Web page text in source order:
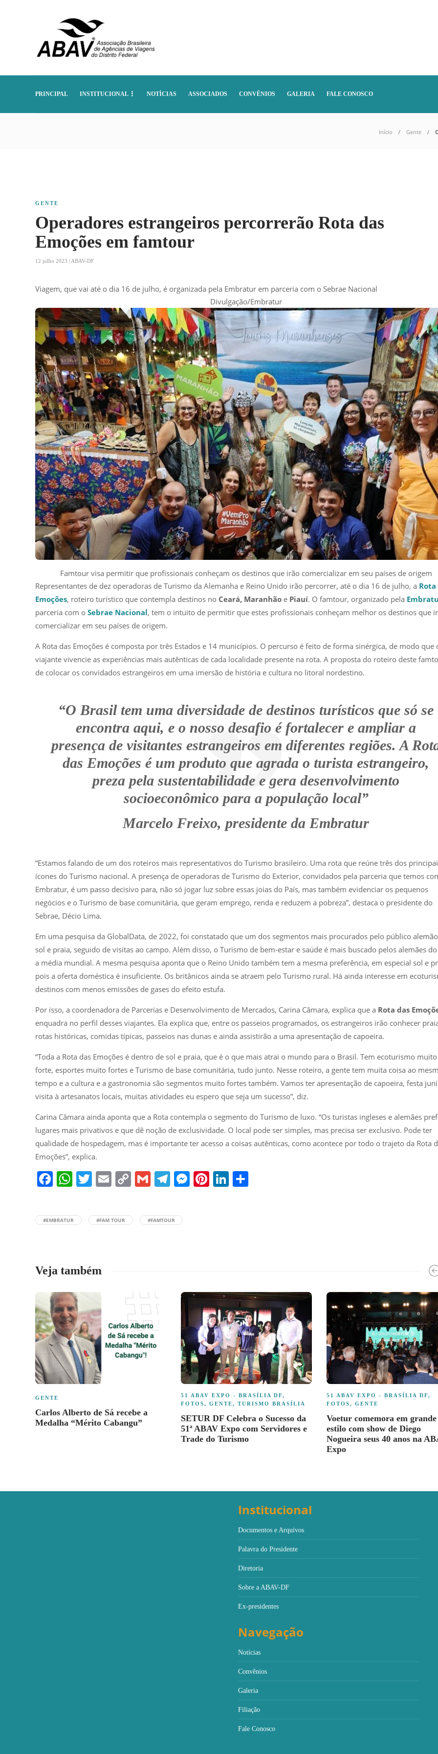
PRINCIPAL INSTITUCIONAL NOTÍCIAS ASSOCIADOS CONVÊNIOS GALERIA FALE CONOSCO
Início Gente
GENTE
Operadores estrangeiros percorrerão Rota das
Emoções em famtour
12 julho 2023 | ABAV-DF
Viagem, que vai até o dia 16 de julho, é organizada pela Embratur em parceria com o Sebrae Nacional
Divulgação/Embratur
Famtour visa permitir que profissionais conheçam os destinos que irão comercializar em seu países de origem
Representantes de dez operadoras de Turismo da Alemanha e Reino Unido irão percorrer, até o dia 16 de julho, a Rota
Emoções, roteiro turístico que contempla destinos no Ceará, Maranhão e Piauí. O famtour, organizado pela
parceria com o Sebrae Nacional, tem o intuito de permitir que estes profissionais conheçam melhor os destinos que
comercializar em seu países de origem.
A Rota das Emoções é composta por três Estados e 14 municípios. O percurso é feito de forma sinérgica, de modo que
viajante vivencie as experiências mais autênticas de cada localidade presente na rota. A proposta do roteiro deste
de colocar os convidados estrangeiros em uma imersão de história e cultura no litoral nordestino.
“O Brasil tem uma diversidade de destinos turísticos que só se
encontra aqui, e o nosso desafio é fortalecer e ampliar a
presença de visitantes estrangeiros em diferentes regiões. A
das Emoções é um produto que agrada o turista estrangeiro,
preza pela sustentabilidade e gera desenvolvimento
socioeconômico para a população local”
Marcelo Freixo, presidente da Embratur
“Estamos falando de um dos roteiros mais representativos do Turismo brasileiro. Uma rota que reúne três dos
ícones do Turismo nacional. A presença de operadoras de Turismo do Exterior, convidados pela parceria que temos
Embratur, é um passo decisivo para, não só jogar luz sobre essas joias do País, mas também evidenciar os pequenos
negócios e o Turismo de base comunitária, que geram emprego, renda e reduzem a pobreza”, destaca o presidente do
Sebrae, Décio Lima.
Em uma pesquisa da GlobalData, de 2022, foi constatado que um dos segmentos mais procurados pelo público
sol e praia, seguido de visitas ao campo. Além disso, o Turismo de bem-estar e saúde é mais buscado pelos alemães
a média mundial. A mesma pesquisa aponta que o Reino Unido também tem a mesma preferência, em especial sol e
pois a oferta doméstica é insuficiente. Os britânicos ainda se atraem pelo Turismo rural. Há ainda interesse em
destinos com menos emissões de gases do efeito estufa.
Por isso, a coordenadora de Parcerias e Desenvolvimento de Mercados, Carina Câmara, explica que a Rota das
enquadra no perfil desses viajantes. Ela explica que, entre os passeios programados, os estrangeiros irão conhecer
rotas históricas, comidas típicas, passeios nas dunas e ainda assistirão a uma apresentação de capoeira.
“Toda a Rota das Emoções é dentro de sol e praia, que é o que mais atrai o mundo para o Brasil. Tem ecoturismo muito
forte, esportes muito fortes e Turismo de base comunitária, tudo junto. Nesse roteiro, a gente tem muita coisa ao
tempo e a cultura e a gastronomia são segmentos muito fortes também. Vamos ter apresentação de capoeira, festa
visita à artesanatos locais, muitas atividades eu espero que seja um sucesso”, diz.
Carina Câmara ainda aponta que a Rota contempla o segmento do Turismo de luxo. “Os turistas ingleses e alemães
lugares mais privativos e que dê noção de exclusividade. O local pode ser simples, mas precisa ser exclusivo. Pode ter
qualidade de hospedagem, mas é importante ter acesso a coisas autênticas, como acontece por todo o trajeto da Rota
Emoções”, explica.
F
c
e
o
k
W
at
s
p
T
itt
er
E
ai
l
C
p
G
ai
l
T
e
gr
M Pi Li
#EMBRATUR #FAM TOUR #FAMTOUR
Veja também
GENTE
Carlos Alberto de Sá recebe a
Medalha “Mérito Cabangu”
51 ABAV EXPO - BRASÍLIA DF,
FOTOS, GENTE, TURISMO BRASÍLIA
SETUR DF Celebra o Sucesso da
51ª ABAV Expo com Servidores e
Trade do Turismo
51 ABAV EXPO - BRASÍLIA DF,
FOTOS, GENTE
Voetur comemora em grande
estilo com show de Diego
Nogueira seus 40 anos na
Expo
Institucional
Documentos e Arquivos
Palavra do Presidente
Diretoria
Sobre a ABAV-DF
Ex-presidentes
Navegação
Notícias
Convênios
Galeria
Filiação
Fale Conosco